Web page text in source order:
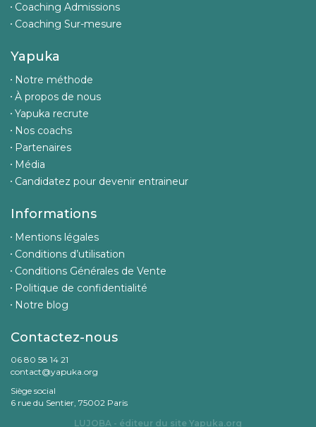
Coaching Admissions
Coaching Sur-mesure
Yapuka
Notre méthode
À propos de nous
Yapuka recrute
Nos coachs
Partenaires
Média
Candidatez pour devenir entraineur
Informations
Mentions légales
Conditions d’utilisation
Conditions Générales de Vente
Politique de confidentialité
Notre blog
Contactez-nous
06 80 58 14 21
contact@yapuka.org
Siège social
6 rue du Sentier, 75002 Paris
LUJOBA - éditeur du site Yapuka.org